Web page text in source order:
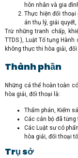
hôn nhân và gia
Thực hiện đối thoại
án thụ lý, giải quyết,
Trừ những tranh chấp,
TTDS ), Luật Tố tụng
không thực thi hòa giải,
Thành phần
Những cá thể hoàn toàn
hòa giải, đối thoại là:
Thẩm phán, Kiểm
Các cán bộ đã
Các Luật sư có
hòa giải, đối thoại
Trụ sở